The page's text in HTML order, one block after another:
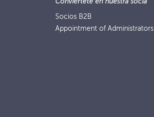
Socios B2B
Appointment of Administrators